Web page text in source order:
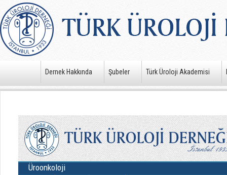
Dernek Hakkında Şubeler Türk Üroloji Akademisi
Üroonkoloji